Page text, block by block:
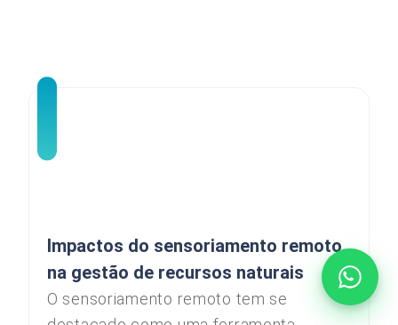
Impactos do sensoriamento remoto
na gestão de recursos naturais
O sensoriamento remoto tem se